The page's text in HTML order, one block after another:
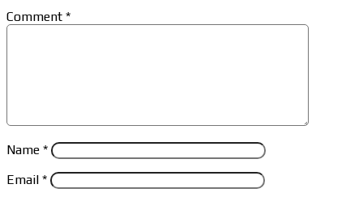
Comment *
Name *
Email *